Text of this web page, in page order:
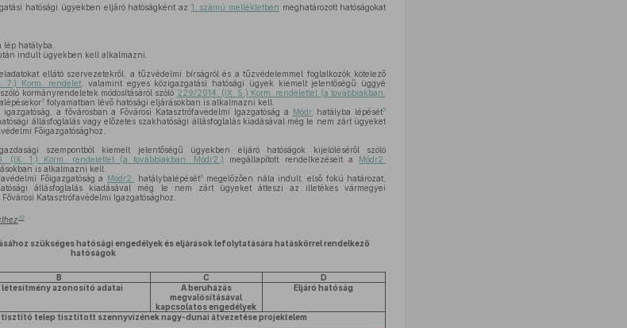
hatósági ügyekben eljáró hatóságként az 1. számú mellékletben meghatározott hatóságokat
lép hatályba.
indult ügyekben kell alkalmazni.
ellátó szervezetekről, a tűzvédelmi bírságról és a tűzvédelemmel foglalkozók kötelező
7.) Korm. rendelet , valamint egyes közigazgatási hatósági ügyek kiemelt jelentőségű üggyé
kormányrendeletek módosításáról szóló 229/2014. (IX. 5.) Korm. rendelettel (a továbbiakban:
3folyamatban lévő hatósági eljárásokban is alkalmazni kell.
a fővárosban a Fővárosi Katasztrófavédelmi Igazgatóság a Módr. hatályba lépését5
állásfoglalás vagy előzetes szakhatósági állásfoglalás kiadásával még le nem zárt ügyeket
Főigazgatósághoz.
szempontból kiemelt jelentőségű ügyekben eljáró hatóságok kijelöléséről szóló
(IX. 1.) Korm. rendelettel (a továbbiakban: Módr2.) megállapított rendelkezéseit a Módr2.
is alkalmazni kell.
Főigazgatóság a Módr2. hatálybalépését9megelőzően nála indult, első fokú határozat,
állásfoglalás kiadásával még le nem zárt ügyeket átteszi az illetékes vármegyei
Katasztrófavédelmi Igazgatósághoz.
10
szükséges hatósági engedélyek és eljárások lefolytatására hatáskörrel rendelkező
hatóságok
B C
D
létesítmény azonosító adatai
A beruházás
megvalósításával
kapcsolatos engedélyek
Eljáró hatóság
telep tisztított szennyvizének nagy-dunai átvezetése projektelem